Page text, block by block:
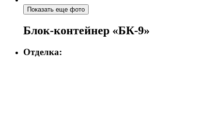
Показать еще фото
Блок-контейнер «БК-9»
Отделка: